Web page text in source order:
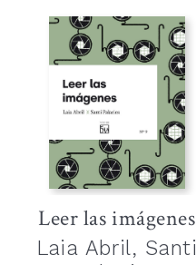
Leer las imágenes
Laia Abril, Santi